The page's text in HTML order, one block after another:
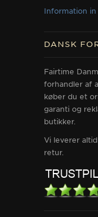
Information in
DANSK
Fairtime
forhandler af
køber du et
garanti og
butikker.
Vi leverer
retur.